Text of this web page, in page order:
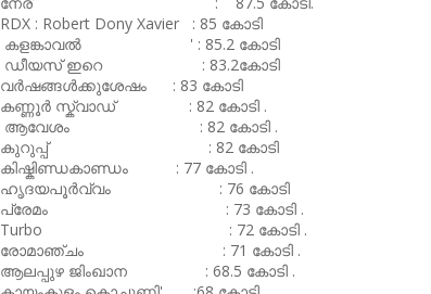
RDX : Robert Dony Xavier : 85 കോടി
കളങ്കാവൽ ' : 85.2 കോടി
ഡീയസ് ഇറെ : 83.2കോടി
വർഷങ്ങൾക്കുശേഷം : 83 കോടി
കണ്ണൂർ സ്ക്വാഡ് : 82 കോടി .
ആവേശം : 82 കോടി .
കുറുപ്പ് : 82 കോടി
കിഷ്കിണ്ഡകാണ്ഡം : 77 കോടി .
ഹൃദയപൂർവ്വം : 76 കോടി
പ്രേമം : 73 കോടി .
Turbo : 72 കോടി .
രോമാഞ്ചം : 71 കോടി .
ആലപ്പുഴ ജിംഖാന : 68.5 കോടി .